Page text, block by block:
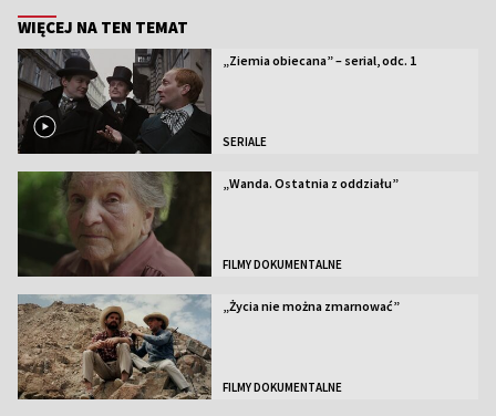
WIĘCEJ NA TEN TEMAT
„Ziemia obiecana” – serial, odc. 1
SERIALE
„Wanda. Ostatnia z oddziału”
FILMY DOKUMENTALNE
„Życia nie można zmarnować”
FILMY DOKUMENTALNE